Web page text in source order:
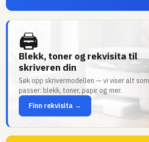
🖨
Blekk, toner og rekvisita til
skriveren din
Søk opp skrivermodellen — vi viser alt som
passer: blekk, toner, papir og mer.
Finn rekvisita →